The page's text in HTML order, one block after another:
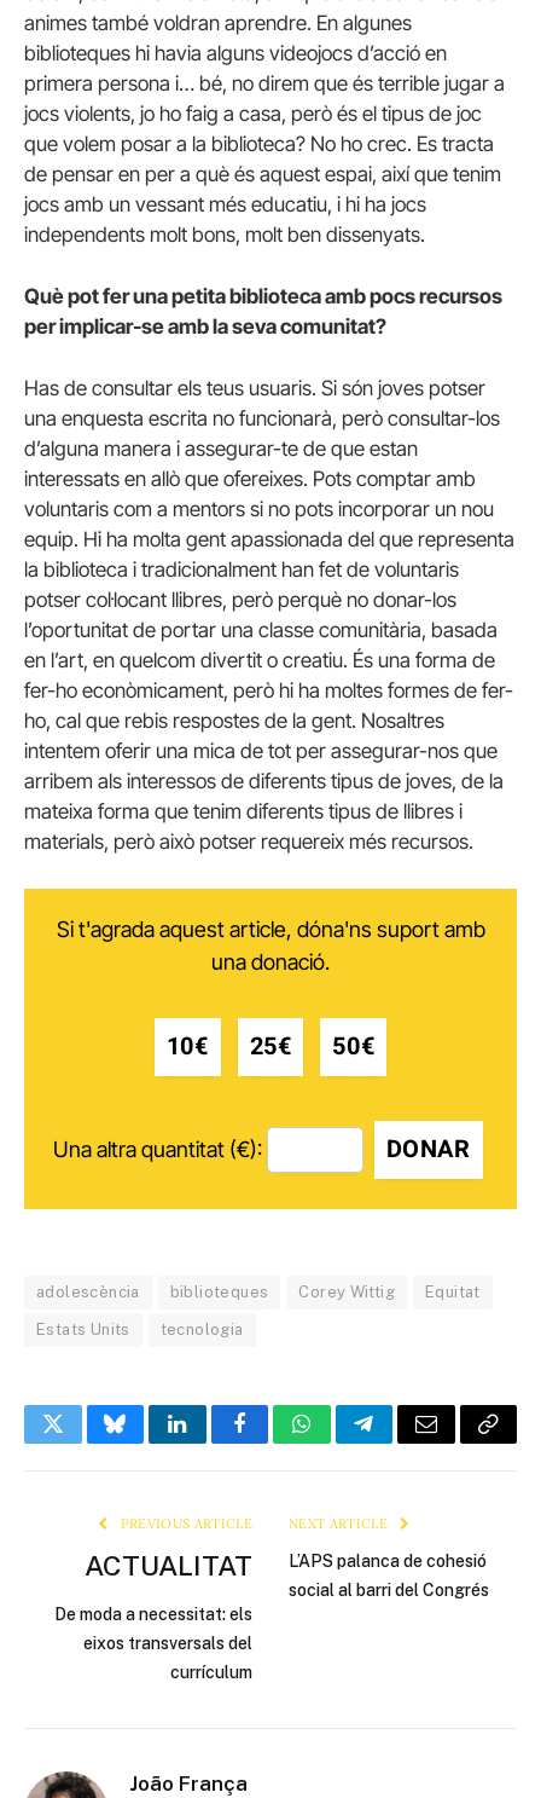
animes també voldran aprendre. En algunes
biblioteques hi havia alguns videojocs d’acció en
primera persona i… bé, no direm que és terrible jugar a
jocs violents, jo ho faig a casa, però és el tipus de joc
que volem posar a la biblioteca? No ho crec. Es tracta
de pensar en per a què és aquest espai, així que tenim
jocs amb un vessant més educatiu, i hi ha jocs
independents molt bons, molt ben dissenyats.
Què pot fer una petita biblioteca amb pocs recursos
per implicar-se amb la seva comunitat?
Has de consultar els teus usuaris. Si són joves potser
una enquesta escrita no funcionarà, però consultar-los
d’alguna manera i assegurar-te de que estan
interessats en allò que ofereixes. Pots comptar amb
voluntaris com a mentors si no pots incorporar un nou
equip. Hi ha molta gent apassionada del que representa
la biblioteca i tradicionalment han fet de voluntaris
potser col·locant llibres, però perquè no donar-los
l’oportunitat de portar una classe comunitària, basada
en l’art, en quelcom divertit o creatiu. És una forma de
fer-ho econòmicament, però hi ha moltes formes de fer-
ho, cal que rebis respostes de la gent. Nosaltres
intentem oferir una mica de tot per assegurar-nos que
arribem als interessos de diferents tipus de joves, de la
mateixa forma que tenim diferents tipus de llibres i
materials, però això potser requereix més recursos.
Si t'agrada aquest article, dóna'ns suport amb
una donació.
10€ 25€ 50€
Una altra quantitat (€): DONAR
adolescència biblioteques Corey Wittig Equitat
Estats Units tecnologia
TwitterBlueskyLinkedInFacebookWhatsAppTelegramEmail Copy
PREVIOUS ARTICLE
ACTUALITAT
De moda a necessitat: els
eixos transversals del
currículum
NEXT ARTICLE
L’APS palanca de cohesió
social al barri del Congrés
João França